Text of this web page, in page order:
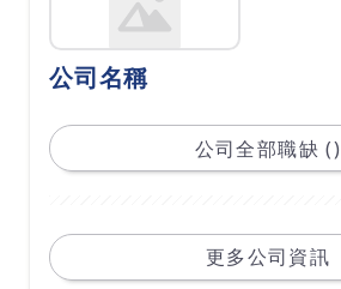
公司名稱
公司全部職缺 ()
更多公司資訊